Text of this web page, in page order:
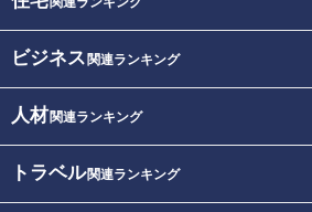
ビジネス 関連ランキング
人材関連ランキング
トラベル関連ランキング